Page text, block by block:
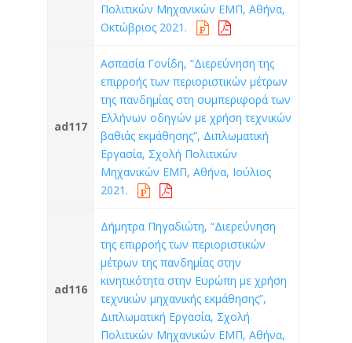
Πολιτικών Μηχανικών ΕΜΠ, Αθήνα,
Οκτώβριος 2021.
ad117
Ασπασία Γονίδη, “Διερεύνηση της
επιρροής των περιοριστικών μέτρων
της πανδημίας στη συμπεριφορά των
Ελλήνων οδηγών με χρήση τεχνικών
βαθιάς εκμάθησης”, Διπλωματική
Εργασία, Σχολή Πολιτικών
Μηχανικών ΕΜΠ, Αθήνα, Ιούλιος
2021.
ad116
Δήμητρα Πηγαδιώτη, “Διερεύνηση
της επιρροής των περιοριστικών
μέτρων της πανδημίας στην
κινητικότητα στην Ευρώπη με χρήση
τεχνικών μηχανικής εκμάθησης”,
Διπλωματική Εργασία, Σχολή
Πολιτικών Μηχανικών ΕΜΠ, Αθήνα,